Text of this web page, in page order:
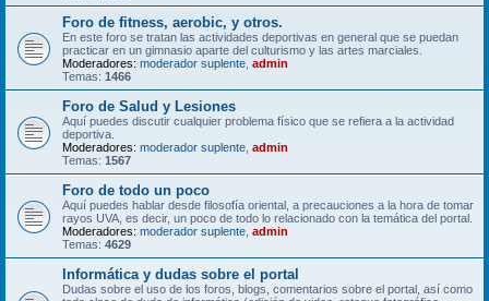
Foro de fitness, aerobic, y otros.
En este foro se tratan las actividades deportivas en general que se puedan
practicar en un gimnasio aparte del culturismo y las artes marciales.
Moderadores: moderador suplente admin
Temas: 1466
Foro de Salud y Lesiones
Aquí puedes discutir cualquier problema físico que se refiera a la actividad
deportiva.
Moderadores: moderador suplente admin
Temas: 1567
Foro de todo un poco
Aquí puedes hablar desde filosofía oriental, a precauciones a la hora de tomar
rayos UVA, es decir, un poco de todo lo relacionado con la temática del portal.
Moderadores: moderador suplente admin
Temas: 4629
Informática y dudas sobre el portal
Dudas sobre el uso de los foros, blogs, comentarios sobre el portal, así como